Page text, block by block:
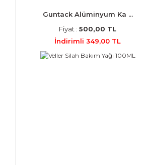
Guntack Alüminyum Ka ...
Fiyat : 500,00 TL
İndirimli 349,00 TL